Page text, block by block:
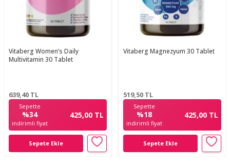
Vitaberg Women’s Daily
Multivitamin 30 Tablet
639,40 TL
Sepette
%34
indirimli fiyat
425,00 TL
Sepete Ekle
Vitaberg Magnezyum 30 Tablet
519,50 TL
Sepette
%18
indirimli fiyat
425,00 TL
Sepete Ekle